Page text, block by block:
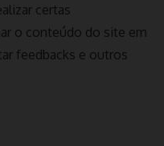
certas
o conteúdo do site em
feedbacks e outros